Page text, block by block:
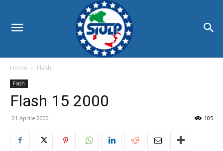
Home Flash
Flash
Flash 15 2000
21 Aprile 2000 105